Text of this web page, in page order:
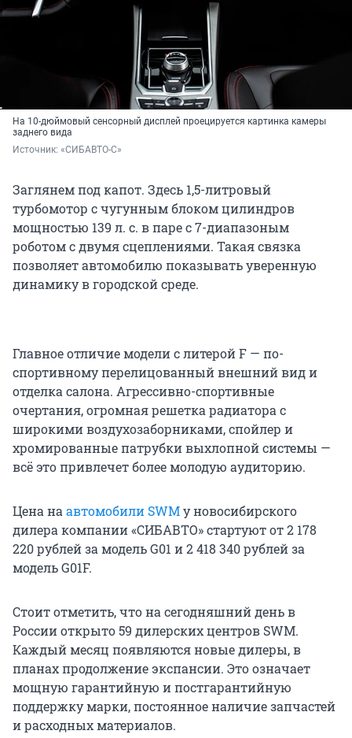
На 10-дюймовый сенсорный дисплей проецируется картинка камеры
заднего вида
Источник: «СИБАВТО-С»
Заглянем под капот. Здесь 1,5-литровый
турбомотор с чугунным блоком цилиндров
мощностью 139 л. с. в паре с 7-диапазоным
роботом с двумя сцеплениями. Такая связка
позволяет автомобилю показывать уверенную
динамику в городской среде.
Главное отличие модели с литерой F — по-
спортивному перелицованный внешний вид и
отделка салона. Агрессивно-спортивные
очертания, огромная решетка радиатора с
широкими воздухозаборниками, спойлер и
хромированные патрубки выхлопной системы —
всё это привлечет более молодую аудиторию.
Цена наавтомобили SWMу новосибирского
дилера компании «СИБАВТО» стартуют от 2 178
220 рублей за модель G01 и 2 418 340 рублей за
модель G01F.
Стоит отметить, что на сегодняшний день в
России открыто 59 дилерских центров SWM.
Каждый месяц появляются новые дилеры, в
планах продолжение экспансии. Это означает
мощную гарантийную и постгарантийную
поддержку марки, постоянное наличие запчастей
и расходных материалов.